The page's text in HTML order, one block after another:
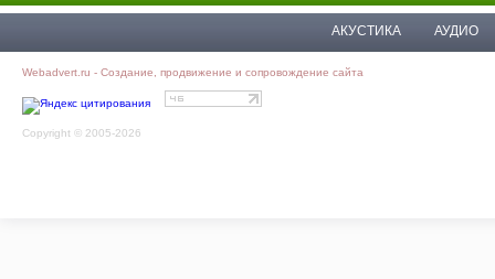
АКУСТИКА АУДИО
Webadvert.ru - Создание, продвижение и сопровождение сайта
Copyright © 2005-2026